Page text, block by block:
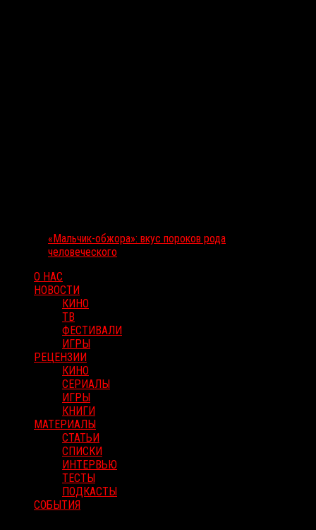
«Мальчик-обжора»: вкус пороков рода
человеческого
О НАС
НОВОСТИ
КИНО
ТВ
ФЕСТИВАЛИ
ИГРЫ
РЕЦЕНЗИИ
КИНО
СЕРИАЛЫ
ИГРЫ
КНИГИ
МАТЕРИАЛЫ
СТАТЬИ
СПИСКИ
ИНТЕРВЬЮ
ТЕСТЫ
ПОДКАСТЫ
СОБЫТИЯ